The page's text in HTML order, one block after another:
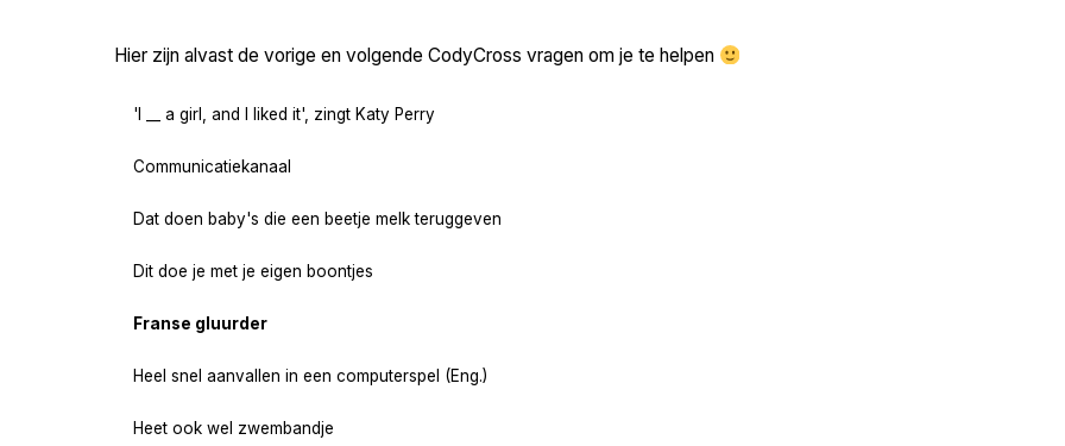
Hier zijn alvast de vorige en volgende CodyCross vragen om je te helpen
'I __ a girl, and I liked it', zingt Katy Perry
Communicatiekanaal
Dat doen baby's die een beetje melk teruggeven
Dit doe je met je eigen boontjes
Franse gluurder
Heel snel aanvallen in een computerspel (Eng.)
Heet ook wel zwembandje